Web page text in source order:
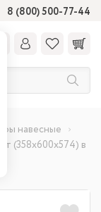
8 (800) 500-77-44
навесные
(358х600х574) в